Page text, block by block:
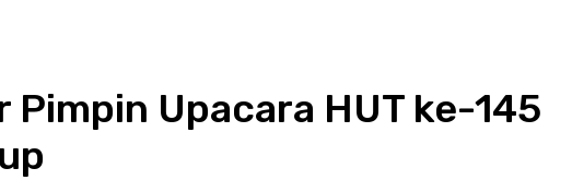
Pimpin Upacara HUT ke-145